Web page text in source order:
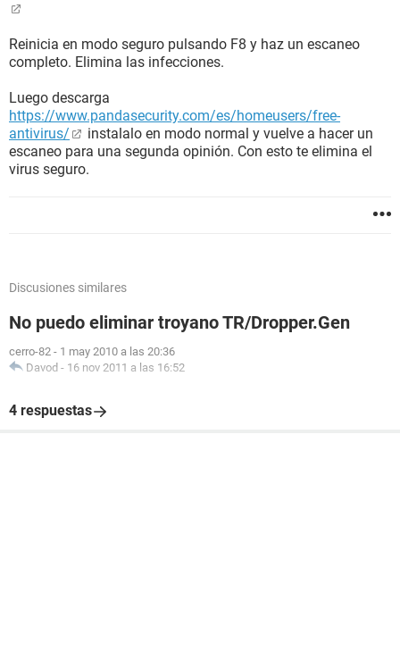
Reinicia en modo seguro pulsando F8 y haz un escaneo
completo. Elimina las infecciones.
Luego descarga
https://www.pandasecurity.com/es/homeusers/free-
antivirus/
instalalo en modo normal y vuelve a hacer un
escaneo para una segunda opinión. Con esto te elimina el
virus seguro.
Discusiones similares
No puedo eliminar troyano TR/Dropper.Gen
cerro-82 - 1 may 2010 a las 20:36
Davod - 16 nov 2011 a las 16:52
4 respuestas